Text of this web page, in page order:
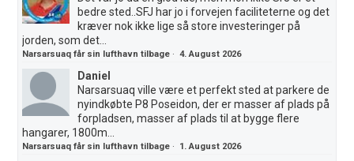
bedre sted..SFJ har jo i forvejen faciliteterne og det
kræver nok ikke lige så store investeringer på
jorden, som det...
Narsarsuaq får sin lufthavn tilbage ·4. August 2026
Daniel
Narsarsuaq ville være et perfekt sted at parkere de
nyindkøbte P8 Poseidon, der er masser af plads på
forpladsen, masser af plads til at bygge flere
hangarer, 1800m...
Narsarsuaq får sin lufthavn tilbage · 1. August 2026